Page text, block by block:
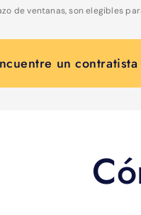
de ventanas, son elegibles
un contratista